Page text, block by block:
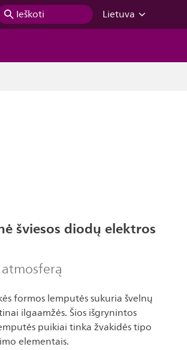
Ieškoti
Lietuva
šviesos diodų elektros
formos lemputės sukuria švelnų
ilgaamžės. Šios išgrynintos
puikiai tinka žvakidės tipo
elementais.